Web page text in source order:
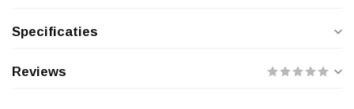
Specificaties
Reviews